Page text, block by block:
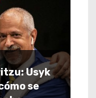
Usyk
se